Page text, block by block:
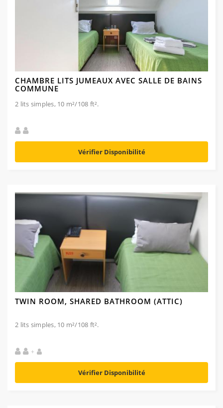
CHAMBRE LITS JUMEAUX AVEC SALLE DE BAINS
COMMUNE
2 lits simples, 10 m²/108 ft².
Vérifier Disponibilité
TWIN ROOM, SHARED BATHROOM (ATTIC)
2 lits simples, 10 m²/108 ft².
+
Vérifier Disponibilité